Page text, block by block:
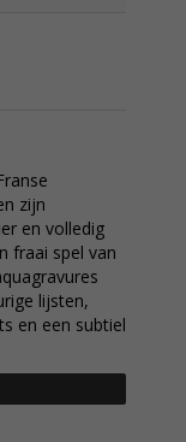
zijn
en volledig
fraai spel van
lijsten,
en een subtiel